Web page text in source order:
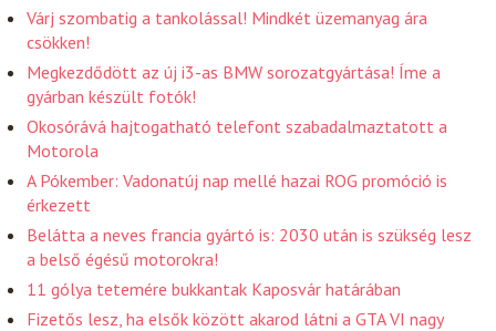
Várj szombatig a tankolással! Mindkét üzemanyag ára
csökken!
Megkezdődött az új i3-as BMW sorozatgyártása! Íme a
gyárban készült fotók!
Okosórává hajtogatható telefont szabadalmaztatott a
Motorola
A Pókember: Vadonatúj nap mellé hazai ROG promóció is
érkezett
Belátta a neves francia gyártó is: 2030 után is szükség lesz
a belső égésű motorokra!
11 gólya tetemére bukkantak Kaposvár határában
Fizetős lesz, ha elsők között akarod látni a GTA VI nagy